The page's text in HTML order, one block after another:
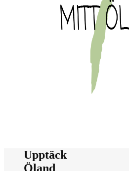
Upptäck
Öland